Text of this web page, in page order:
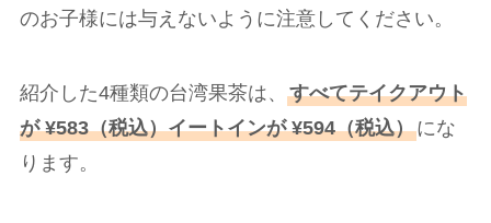
のお子様には与えないように注意してください。
紹介した4種類の台湾果茶は、 すべてテイクアウト
が ¥583（税込）イートインが ¥594（税込）にな
ります。